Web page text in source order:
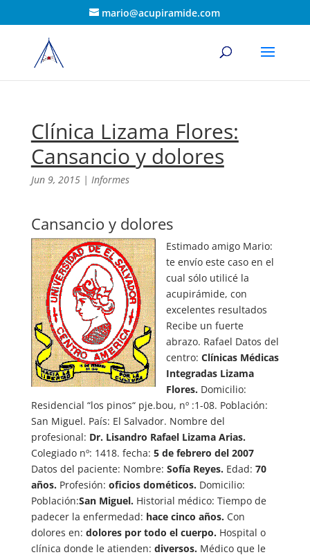
mario@acupiramide.com
Clínica Lizama Flores:
Cansancio y dolores
Jun 9, 2015| Informes
Cansancio y dolores
Estimado amigo Mario:
te envío este caso en el
cual sólo utilicé la
acupirámide, con
excelentes resultados
Recibe un fuerte
abrazo. Rafael Datos del
centro: Clínicas Médicas
Integradas Lizama
Flores.Domicilio:
Residencial “los pinos“ pje.bou, nº :1-08. Población:
San Miguel. País: El Salvador. Nombre del
profesional: Dr. Lisandro Rafael Lizama Arias.
Colegiado nº: 1418. fecha: 5 de febrero del 2007
Datos del paciente: Nombre: Sofía Reyes.Edad: 70
años.Profesión: oficios dométicos.Domicilio:
Población:San Miguel. Historial médico: Tiempo de
padecer la enfermedad: hace cinco años.Con
dolores en: dolores por todo el cuerpo.Hospital o
clínica donde le atienden: diversos.Médico que le